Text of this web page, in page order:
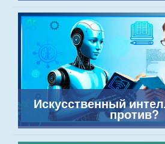
Искусственный
против?